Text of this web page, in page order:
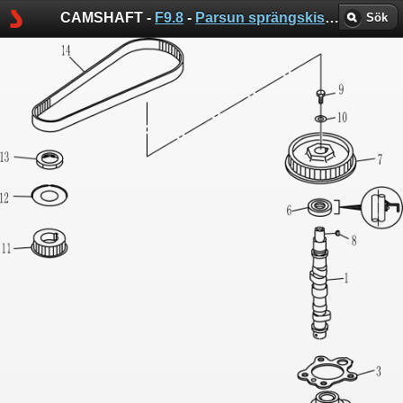
CAMSHAFT - F9.8 - Parsun sprängskisser Sök